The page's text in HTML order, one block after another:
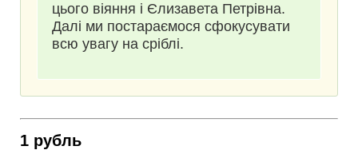
цього віяння і Єлизавета Петрівна.
Далі ми постараємося сфокусувати
всю увагу на сріблі.
1 рубль